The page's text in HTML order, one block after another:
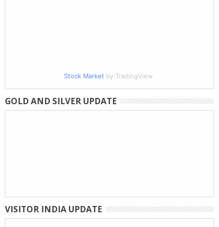
Stock Market by TradingView
GOLD AND SILVER UPDATE
VISITOR INDIA UPDATE